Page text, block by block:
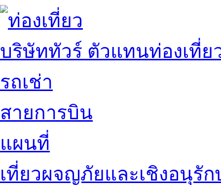
บริษัททัวร์ ตัวแทนท่องเที่ย
รถเช่า
สายการบิน
แผนที่
เที่ยวผจญภัยและเชิงอนุรัก